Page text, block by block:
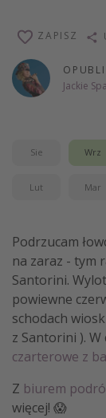
Jackie
ZAPISZ
Sie Wrz
Lut Mar
Podrzucam
na zaraz - tym
Santorini.
powiewne
schodach
z Santorini ). W
czarterowe z
Z biurem
więcej! 😱